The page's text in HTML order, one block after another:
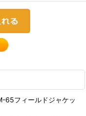
65フィールドジャケッ